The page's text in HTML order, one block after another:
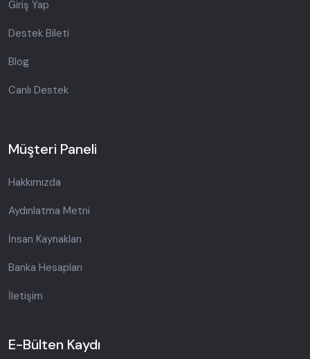
Giriş Yap
Destek Bileti
Blog
Canlı Destek
Müşteri Paneli
Hakkımızda
Aydınlatma Metni
İnsan Kaynakları
Banka Hesapları
İletişim
E-Bülten Kaydı